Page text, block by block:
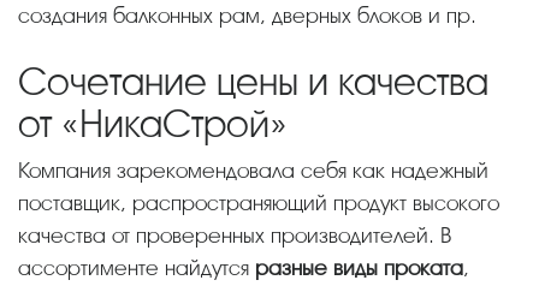
создания балконных рам, дверных блоков и пр.
Сочетание цены и качества
от «НикаСтрой»
Компания зарекомендовала себя как надежный
поставщик, распространяющий продукт высокого
качества от проверенных производителей. В
ассортименте найдутся разные виды проката,